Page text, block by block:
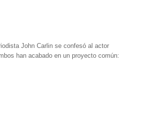
John Carlin se confesó al actor
han acabado en un proyecto común: